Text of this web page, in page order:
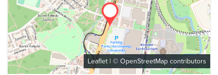
Leaflet | © OpenStreetMap contributors